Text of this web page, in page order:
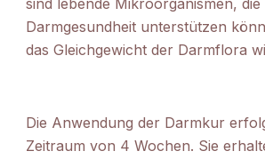
sind lebende Mikroorganismen, die
Darmgesundheit unterstützen
das Gleichgewicht der Darmflora
Die Anwendung der Darmkur
Zeitraum von 4 Wochen. Sie